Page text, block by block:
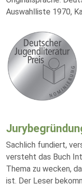
Auswahlliste 1970,
Sachlich fundiert,
versteht das Buch
Thema zu wecken,
ist. Der Leser